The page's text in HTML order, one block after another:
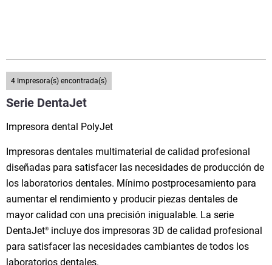
4 Impresora(s) encontrada(s)
Serie DentaJet
Impresora dental PolyJet
Impresoras dentales multimaterial de calidad profesional
diseñadas para satisfacer las necesidades de producción de
los laboratorios dentales. Mínimo postprocesamiento para
aumentar el rendimiento y producir piezas dentales de
mayor calidad con una precisión inigualable. La serie
DentaJet® incluye dos impresoras 3D de calidad profesional
para satisfacer las necesidades cambiantes de todos los
laboratorios dentales.